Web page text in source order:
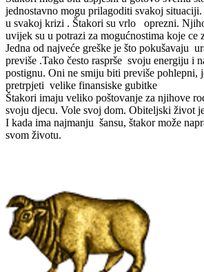
jednostavno mogu prilagoditi svakoj situaciji.
u svakoj krizi . Štakori su vrlo oprezni.
uvijek su u potrazi za mogućnostima koje ce
Jedna od najveće greške je što pokušavaju
previše .Tako često rasprše svoju energiju i
postignu. Oni ne smiju biti previše pohlepni,
pretrpjeti velike finansiske gubitke
Štakori imaju veliko poštovanje za njihove
svoju djecu. Vole svoj dom. Obiteljski život
I kada ima najmanju šansu, štakor može
svom životu.